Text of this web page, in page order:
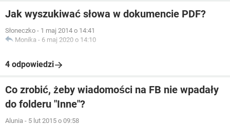
Jak wyszukiwać słowa w dokumencie PDF?
Słoneczko - 1 maj 2014 o 14:41
Monika - 6 maj 2020 o 14:10
4 odpowiedzi
Co zrobić, żeby wiadomości na FB nie wpadały
do folderu "Inne"?
Alunia - 5 lut 2015 o 09:58